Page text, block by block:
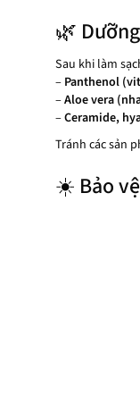
🌿
Sau khi làm
– Panthenol
–Aloe vera
–Ceramide,
Tránh các sản
☀️ Bảo